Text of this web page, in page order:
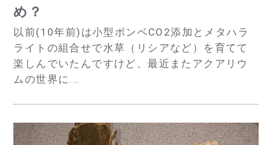
め？
以前(10年前)は小型ボンベCO2添加とメタハラ
ライトの組合せで水草（リシアなど）を育てて
楽しんでいたんですけど、最近またアクアリウ
ムの世界に...